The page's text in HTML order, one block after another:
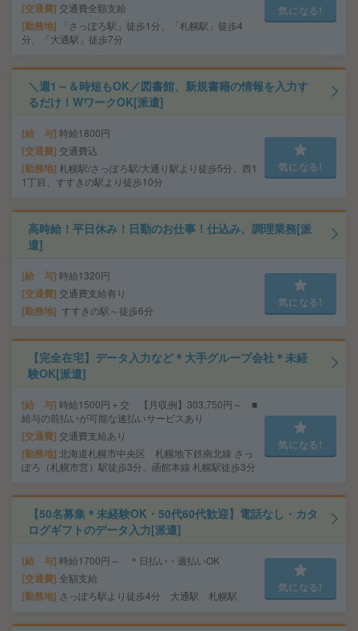
交通費 交通費全額支給
勤務地
「さっぽろ駅」徒歩1分、「札幌駅」徒歩4
分、「大通駅」徒歩7分
気になる!
＼週1～＆時短もOK／図書館、新規書籍の情報を入力す
るだけ！WワークOK[派遣]
給 与 時給1800円
交通費 交通費込
勤務地 札幌駅/さっぽろ駅/大通り駅より徒歩5分、西1
1丁目、すすきの駅より徒歩10分
気になる!
高時給！平日休み！日勤のお仕事！仕込み、調理業務[派
遣]
給 与 時給1320円
交通費 交通費支給有り
勤務地 すすきの駅～徒歩6分
気になる!
【完全在宅】データ入力など＊大手グループ会社＊未経
験OK[派遣]
給 与 時給1500円＋交 【月収例】303,750円～ ■
給与の前払いが可能な速払いサービスあり
交通費 交通費支給あり
勤務地 北海道札幌市中央区 札幌地下鉄南北線 さっ
ぽろ（札幌市営）駅徒歩3分、函館本線 札幌駅徒歩3分
気になる!
【50名募集＊未経験OK・50代60代歓迎】電話なし・カタ
ログギフトのデータ入力[派遣]
給 与 時給1700円～ ＊日払い・週払いOK
交通費 全額支給
勤務地 さっぽろ駅より徒歩4分 大通駅 札幌駅
気になる!